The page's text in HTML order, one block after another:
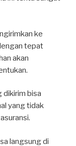
ke
tepat
akan
dikirim bisa
yang tidak
langsung di